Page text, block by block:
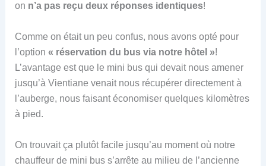
on n’a pas reçu deux réponses identiques!
Comme on était un peu confus, nous avons opté pour
l’option « réservation du bus via notre hôtel »!
L’avantage est que le mini bus qui devait nous amener
jusqu’à Vientiane venait nous récupérer directement à
l’auberge, nous faisant économiser quelques kilomètres
à pied.
On trouvait ça plutôt facile jusqu’au moment où notre
chauffeur de mini bus s’arrête au milieu de l’ancienne